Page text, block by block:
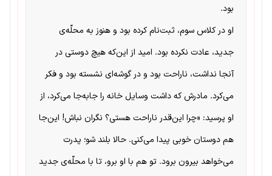
بود.
او در کلاس سوم، ثبت‌نام کرده بود و هنوز به محلّه‌ی
جدید، عادت نکرده بود. امید از این‌که هیچ دوستی در
آنجا نداشت، ناراحت بود و در گوشه‌ای نشسته بود و فکر
می‌کرد. مادرش که داشت وسایل خانه را جابه‌جا می‌کرد، از
او پرسید: «چرا این‌قدر ناراحت هستی؟ نگران نباش! این‌جا
هم دوستان خوبی پیدا می‌کنی. حالا بلند شو؛ پدرت
می‌خواهد بیرون برود. تو هم با او برو، تا با محلّه‌ی جدید